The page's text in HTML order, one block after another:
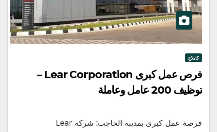
كابلاج
فرص عمل كبرى Lear Corporation –
توظيف 200 عامل وعاملة
فرصة عمل كبرى بمدينة الحاجب: شركة Lear